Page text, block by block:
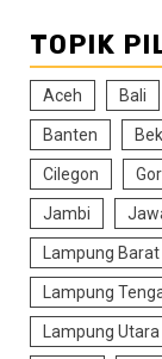
TOPIK
Aceh Bali
Banten
Cilegon
Jambi
Lampung Barat
Lampung
Lampung Utara